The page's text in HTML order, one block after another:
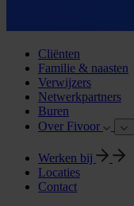
Cliënten
Familie & naasten
Verwijzers
Netwerkpartners
Buren
Over Fivoor
Werken bij
Locaties
Contact